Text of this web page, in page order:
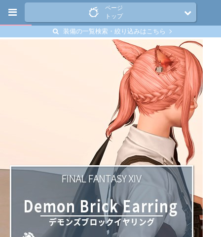
ページ
トップ
装備の一覧検索・絞り込みはこちら